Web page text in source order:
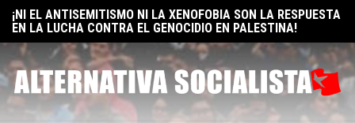
Skip
content
ELON MUSK: UN BILLÓN Y UNO RAZONES PARA SER
SOCIALISTA